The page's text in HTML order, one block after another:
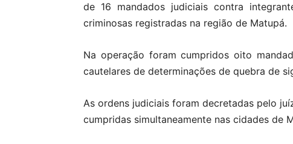
de 16 mandados judiciais contra
criminosas registradas na região de Matupá.
Na operação foram cumpridos oito
cautelares de determinações de quebra de
As ordens judiciais foram decretadas pelo
cumpridas simultaneamente nas cidades de